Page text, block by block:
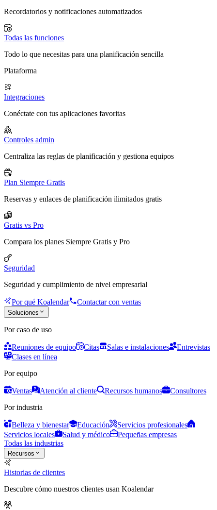
Recordatorios y notificaciones automatizados
Todas las funciones
Todo lo que necesitas para una planificación sencilla
Plataforma
Integraciones
Conéctate con tus aplicaciones favoritas
Controles admin
Centraliza las reglas de planificación y gestiona equipos
Plan Siempre Gratis
Reservas y enlaces de planificación ilimitados gratis
Gratis vs Pro
Compara los planes Siempre Gratis y Pro
Seguridad
Seguridad y cumplimiento de nivel empresarial
Por qué Koalendar Contactar con ventas
Soluciones
Por caso de uso
Reuniones de equipo Citas Salas e instalaciones
Entrevistas
Clases en línea
Por equipo
Ventas Atención al cliente Recursos humanos
Consultores
Por industria
Belleza y bienestar Educación
Servicios profesionales
Servicios locales
Salud y médico
Pequeñas empresas
Todas las industrias
Recursos
Historias de clientes
Descubre cómo nuestros clientes usan Koalendar